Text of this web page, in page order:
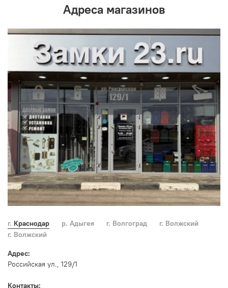
Адреса магазинов
г. Краснодар р. Адыгея г. Волгоград
г. Волжский
г. Волжский
Адрес:
Российская ул., 129/1
Контакты: